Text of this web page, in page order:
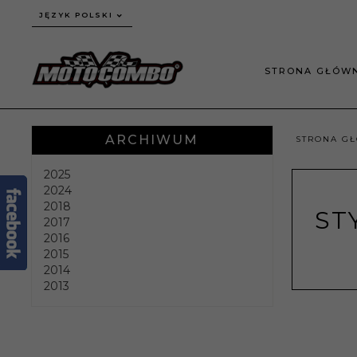
JĘZYK POLSKI
STRONA
ARCHIWUM
2025
2024
2018
2017
2016
2015
2014
2013
STRONA